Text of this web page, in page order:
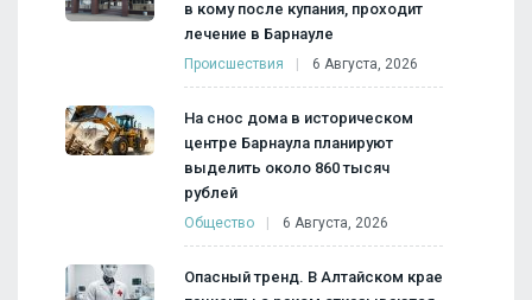
в кому после купания, проходит
лечение в Барнауле
Происшествия 6 Августа, 2026
На снос дома в историческом
центре Барнаула планируют
выделить около 860 тысяч
рублей
Общество 6 Августа, 2026
Опасный тренд. В Алтайском крае